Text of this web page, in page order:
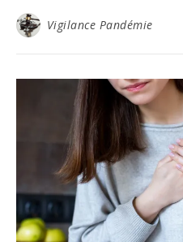
Vigilance Pandémie